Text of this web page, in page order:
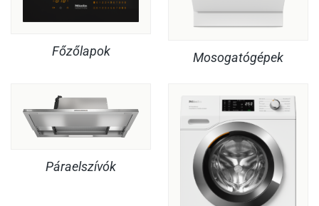
Főzőlapok Mosogatógépek
Páraelszívók